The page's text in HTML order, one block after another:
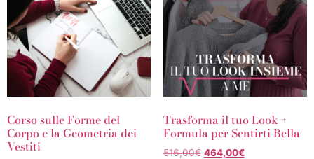
Corso sulle Forme del
Corpo e la Geometria dei
Vestiti
Trasforma il tuo Look +
Formula per Sentirti Bella
516,00€ 464,00€